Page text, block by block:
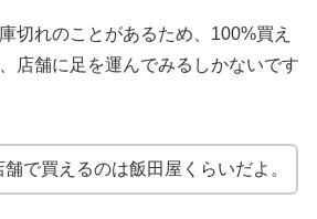
切れのことがあるため、100%買え
店舗に足を運んでみるしかないです
で買えるのは飯田屋くらいだよ。